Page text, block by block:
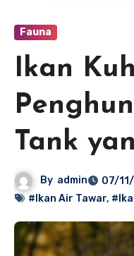
Fauna
Ikan
Tank
By admin
07/
#Ikan Air Tawar,